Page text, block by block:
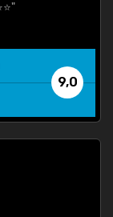
9,0